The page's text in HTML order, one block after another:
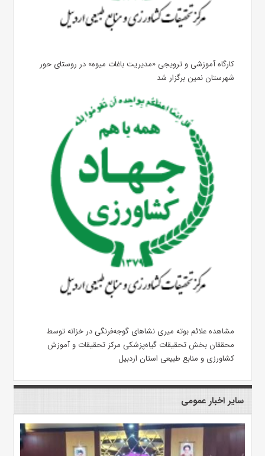
کارگاه آموزشی و ترویجی «مدیریت باغات میوه» در روستای حور
شهرستان نمین برگزار شد
مشاهده علائم بوته میری نشاهای گوجه‌فرنگی در خزانه توسط
محققان بخش تحقیقات گیاه‌پزشکی مرکز تحقیقات و آموزش
کشاورزی و منابع طبیعی استان اردبیل
سایر اخبار عمومی